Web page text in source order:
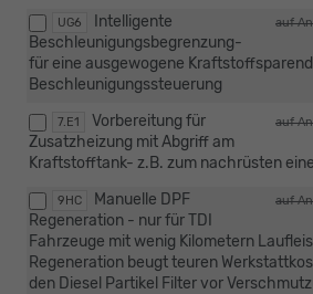
UG6 auf
Intelligente
Beschleunigungsbegrenzung-
für eine ausgewogene
Beschleunigungssteuerung
7.E1 auf
Vorbereitung für
Zusatzheizung mit Abgriff am
Kraftstofftank- z.B. zum nachrüsten
9HC auf
Manuelle DPF
Regeneration - nur für TDI
Fahrzeuge mit wenig Kilometern
Regeneration beugt teuren
den Diesel Partikel Filter vor